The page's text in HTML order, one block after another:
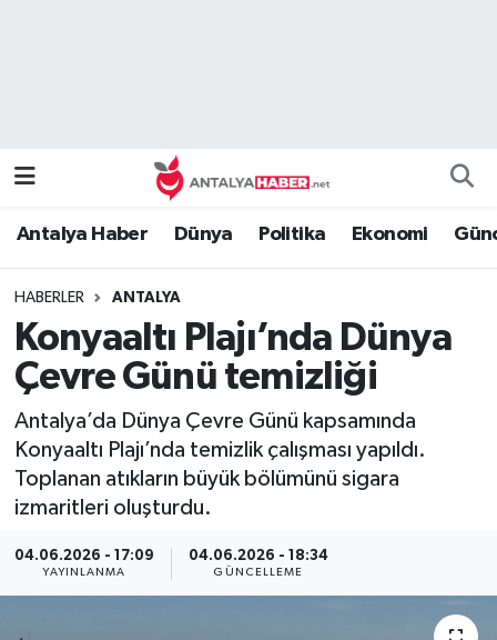
Antalya Haber Dünya Politika Ekonomi
HABERLER ANTALYA
Konyaaltı Plajı’nda Dünya
Çevre Günü temizliği
Antalya’da Dünya Çevre Günü kapsamında
Konyaaltı Plajı’nda temizlik çalışması yapıldı.
Toplanan atıkların büyük bölümünü sigara
izmaritleri oluşturdu.
04.06.2026 - 17:09
YAYINLANMA
04.06.2026 - 18:34
GÜNCELLEME
Genel
Güncel
Güvenlik
Magazin
Namaz Vakitleri
Tüm Manşetler
Son Dakika Haberleri
Haber Arşivi